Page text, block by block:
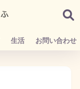
生活 お問い合わせ